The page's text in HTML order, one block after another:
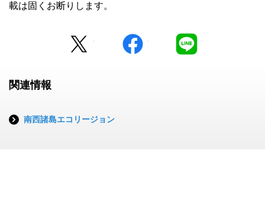
載は固くお断りします。
facebook
関連情報
南西諸島エコリージョン